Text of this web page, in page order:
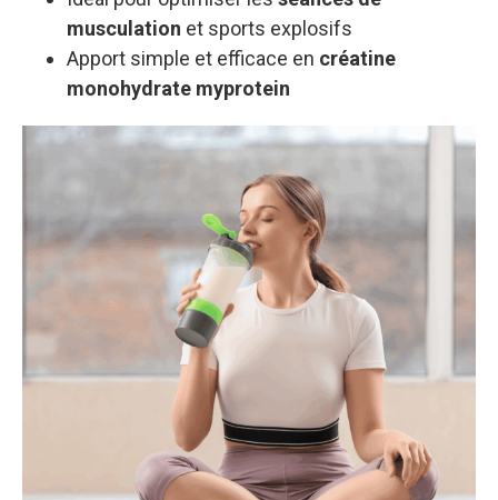
musculation et sports explosifs
Apport simple et efficace en créatine
monohydrate myprotein